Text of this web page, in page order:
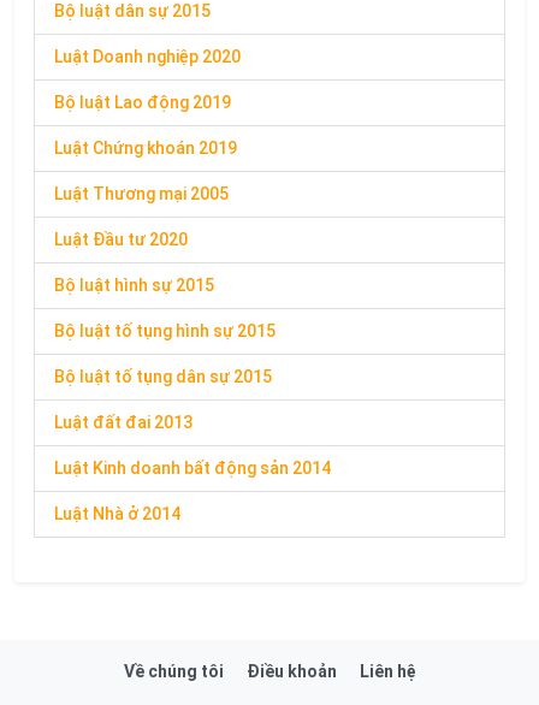
Bộ luật dân sự 2015
Luật Doanh nghiệp 2020
Bộ luật Lao động 2019
Luật Chứng khoán 2019
Luật Thương mại 2005
Luật Đầu tư 2020
Bộ luật hình sự 2015
Bộ luật tố tụng hình sự 2015
Bộ luật tố tụng dân sự 2015
Luật đất đai 2013
Luật Kinh doanh bất động sản 2014
Luật Nhà ở 2014
Về chúng tôi Điều khoản Liên hệ